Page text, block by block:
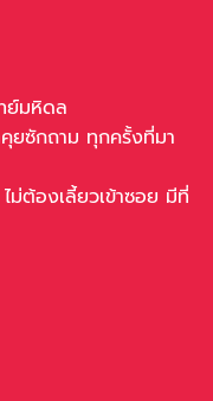
ย์มหิดล
ยซักถาม ทุกครั้งที่มา
ต้องเลี้ยวเข้าซอย มีที่